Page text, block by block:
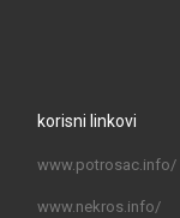
korisni linkovi
www.potrosac.info/
www.nekros.info/